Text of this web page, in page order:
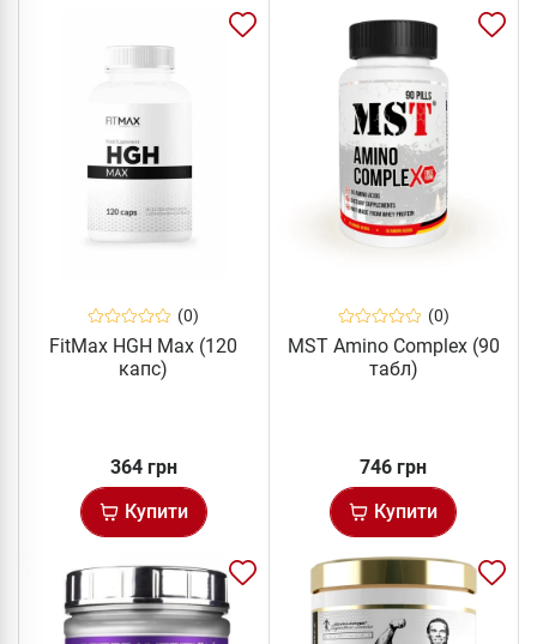
(0)
FitMax HGH Max (120
капс)
364 грн
Купити
(0)
MST Amino Complex (90
табл)
746 грн
Купити